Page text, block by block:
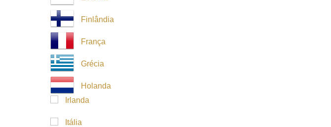
Finlândia
França
Grécia
Holanda
Irlanda
Itália